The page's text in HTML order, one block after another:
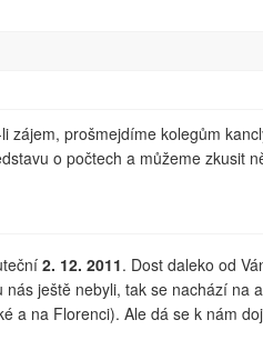
zájem, prošmejdíme kolegům
o počtech a můžeme zkusit
2. 12. 2011. Dost daleko od
nás ještě nebyli, tak se nachází na
a na Florenci). Ale dá se k nám